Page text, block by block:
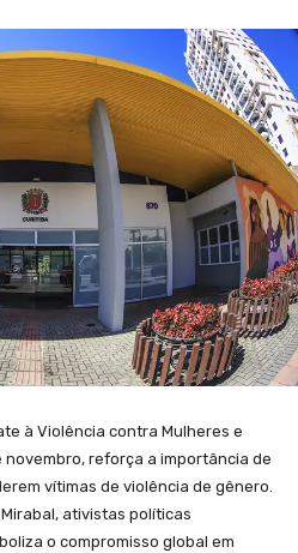
à Violência contra Mulheres e
novembro, reforça a importância de
vítimas de violência de gênero.
ativistas políticas
o compromisso global em